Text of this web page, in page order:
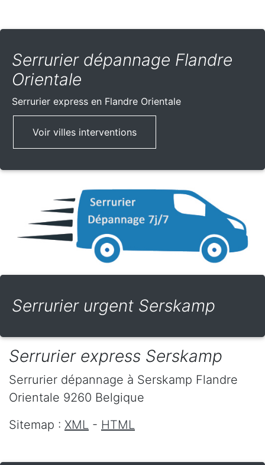
Serrurier dépannage Flandre
Orientale
Serrurier express en Flandre Orientale
Voir villes interventions
Serrurier urgent Serskamp
Serrurier express Serskamp
Serrurier dépannage à Serskamp Flandre
Orientale 9260 Belgique
Sitemap : XML - HTML